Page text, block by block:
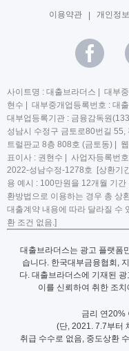
이용약관 | 개인정
사이트명 : 대출브라더스 | 대부
현수 | 대부중개업등록번호 : 대
대부업등록기관 : 금융감독원
성남시 수정구 금토로80번길
트럴판교 8층 808호 (금토동) |
표이사 : 권현수 | 사업자등록번
2022-성남수정-1278호 [상환기
용 예시 : 100만원을 12개월 기
환방법으로 이용하는 경우 총 상
대출계약 내용에 따라 달라질 수
환 조건 없음.]
대출브라더스는 광고 플랫폼
습니다. 한국대부금융협회,
다. 대출브라더스에 기재된
이를 신뢰하여 취한 조
금리 연20%
(단, 2021. 7.7부터
취급 수수로 없음, 중도상환